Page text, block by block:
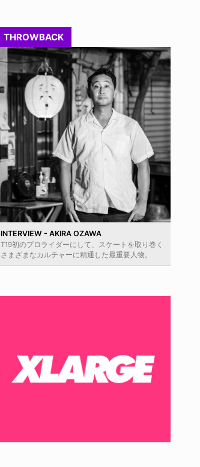
THROWBACK
INTERVIEW - AKIRA OZAWA
T19初のプロライダーにして、スケートを取り巻く
さまざまなカルチャーに精通した最重要人物。